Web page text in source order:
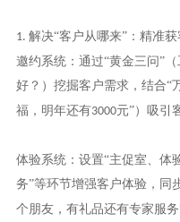
1. 解决“客户从哪来”：精准
邀约系统：通过“黄金三问”
好？）挖掘客户需求，结合“
福，明年还有3000元”）吸引
体验系统：设置“主促室、体
务”等环节增强客户体验，同
个朋友，有礼品还有专家服务